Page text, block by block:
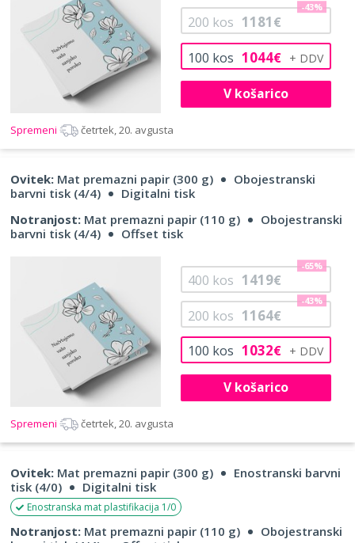
100 kos 1044€
200 kos 1181€
-43%
V košarico
Spremeni četrtek, 20. avgusta
Ovitek: Mat premazni papir (300 g)
Obojestranski
barvni tisk (4/4)
Digitalni tisk
Notranjost: Mat premazni papir (110 g)
Obojestranski
barvni tisk (4/4)
Offset tisk
100 kos 1032€
200 kos 1164€
-43%
400 kos 1419€
-65%
V košarico
Spremeni četrtek, 20. avgusta
Ovitek: Mat premazni papir (300 g)
Enostranski barvni
tisk (4/0)
Digitalni tisk
Enostranska mat plastifikacija 1/0
Notranjost: Mat premazni papir (110 g)
Obojestranski